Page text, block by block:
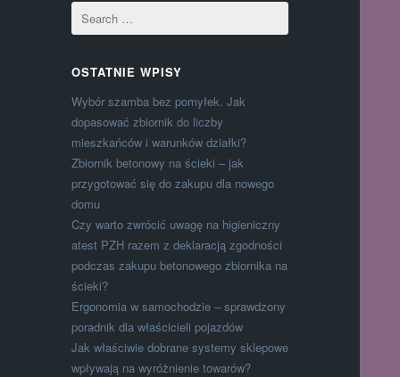
OSTATNIE WPISY
Wybór szamba bez pomyłek. Jak
dopasować zbiornik do liczby
mieszkańców i warunków działki?
Zbiornik betonowy na ścieki – jak
przygotować się do zakupu dla nowego
domu
Czy warto zwrócić uwagę na higieniczny
atest PZH razem z deklaracją zgodności
podczas zakupu betonowego zbiornika na
ścieki?
Ergonomia w samochodzie – sprawdzony
poradnik dla właścicieli pojazdów
Jak właściwie dobrane systemy sklepowe
wpływają na wyróżnienie towarów?